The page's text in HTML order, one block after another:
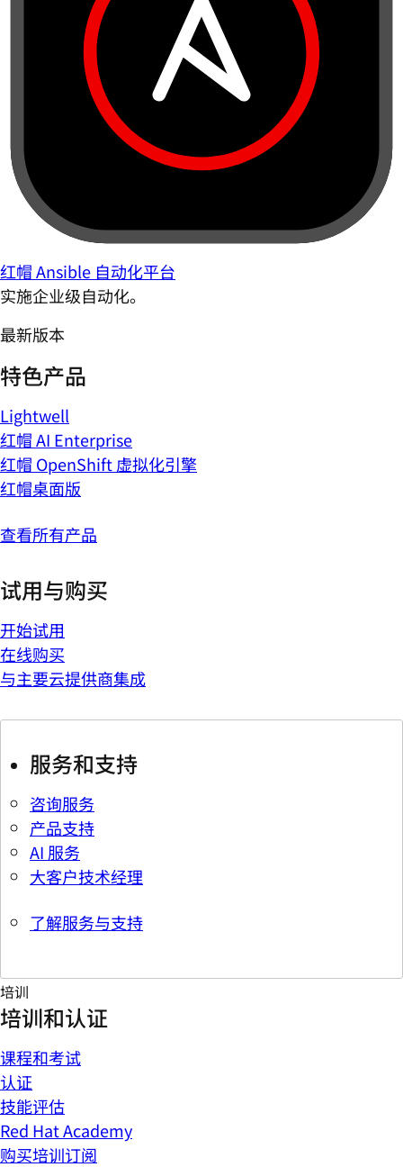
红帽 Ansible 自动化平台
实施企业级自动化。
最新版本
特色产品
Lightwell
红帽 AI Enterprise
红帽 OpenShift 虚拟化引擎
红帽桌面版
查看所有产品
试用与购买
开始试用
在线购买
与主要云提供商集成
服务和支持
咨询服务
产品支持
AI 服务
大客户技术经理
了解服务与支持
培训
培训和认证
课程和考试
认证
技能评估
Red Hat Academy
购买培训订阅